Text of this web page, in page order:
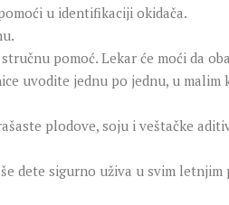
u identifikaciji okidača.
pomoć. Lekar će moći da
uvodite jednu po jednu, u
plodove, soju i veštačke
dete sigurno uživa u svim